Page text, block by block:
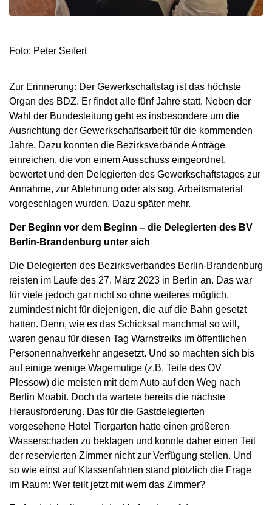
Foto: Peter Seifert
Zur Erinnerung: Der Gewerkschaftstag ist das höchste
Organ des BDZ. Er findet alle fünf Jahre statt. Neben der
Wahl der Bundesleitung geht es insbesondere um die
Ausrichtung der Gewerkschaftsarbeit für die kommenden
Jahre. Dazu konnten die Bezirksverbände Anträge
einreichen, die von einem Ausschuss eingeordnet,
bewertet und den Delegierten des Gewerkschaftstages zur
Annahme, zur Ablehnung oder als sog. Arbeitsmaterial
vorgeschlagen wurden. Dazu später mehr.
Der Beginn vor dem Beginn – die Delegierten des BV
Berlin-Brandenburg unter sich
Die Delegierten des Bezirksverbandes Berlin-Brandenburg
reisten im Laufe des 27. März 2023 in Berlin an. Das war
für viele jedoch gar nicht so ohne weiteres möglich,
zumindest nicht für diejenigen, die auf die Bahn gesetzt
hatten. Denn, wie es das Schicksal manchmal so will,
waren genau für diesen Tag Warnstreiks im öffentlichen
Personennahverkehr angesetzt. Und so machten sich bis
auf einige wenige Wagemutige (z.B. Teile des OV
Plessow) die meisten mit dem Auto auf den Weg nach
Berlin Moabit. Doch da wartete bereits die nächste
Herausforderung. Das für die Gastdelegierten
vorgesehene Hotel Tiergarten hatte einen größeren
Wasserschaden zu beklagen und konnte daher einen Teil
der reservierten Zimmer nicht zur Verfügung stellen. Und
so wie einst auf Klassenfahrten stand plötzlich die Frage
im Raum: Wer teilt jetzt mit wem das Zimmer?